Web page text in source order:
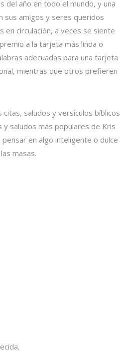
del año en todo el mundo, y una
sus amigos y seres queridos
circulación, a veces se siente
a la tarjeta más linda o
adecuadas para una tarjeta
mientras que otros prefieren
saludos y versículos bíblicos
y saludos más populares de Kris
en algo inteligente o dulce
masas.